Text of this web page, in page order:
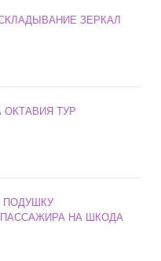
ЗЕРКАЛ
ТУР
ПОДУШКУ
НА ШКОДА